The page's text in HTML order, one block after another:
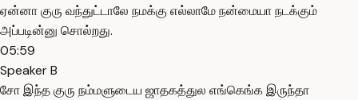
ஏன்னா குரு வந்துட்டாலே நமக்கு எல்லாமே நன்மையா நடக்கும்
அப்படின்னு சொல்றது.
05:59
Speaker B
சோ இந்த குரு நம்மளுடைய ஜாதகத்துல எங்கெங்க இருந்தா